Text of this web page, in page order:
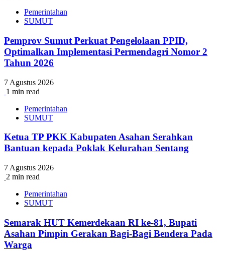
Pemerintahan
SUMUT
Pemprov Sumut Perkuat Pengelolaan PPID,
Optimalkan Implementasi Permendagri Nomor 2
Tahun 2026
7 Agustus 2026
1 min read
Pemerintahan
SUMUT
Ketua TP PKK Kabupaten Asahan Serahkan
Bantuan kepada Poklak Kelurahan Sentang
7 Agustus 2026
2 min read
Pemerintahan
SUMUT
Semarak HUT Kemerdekaan RI ke-81, Bupati
Asahan Pimpin Gerakan Bagi-Bagi Bendera Pada
Warga